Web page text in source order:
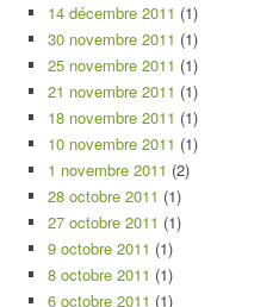
14 décembre 2011 (1)
30 novembre 2011 (1)
25 novembre 2011 (1)
21 novembre 2011 (1)
18 novembre 2011 (1)
10 novembre 2011 (1)
1 novembre 2011 (2)
28 octobre 2011 (1)
27 octobre 2011 (1)
9 octobre 2011 (1)
8 octobre 2011 (1)
6 octobre 2011 (1)